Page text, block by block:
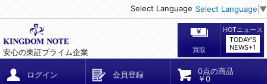
Select Language Select Language ▼
安心の東証プライム企業 買取
HOTニュース
TODAY'S
NEWS+1
ログイン 会員登録
0点の商品
￥0